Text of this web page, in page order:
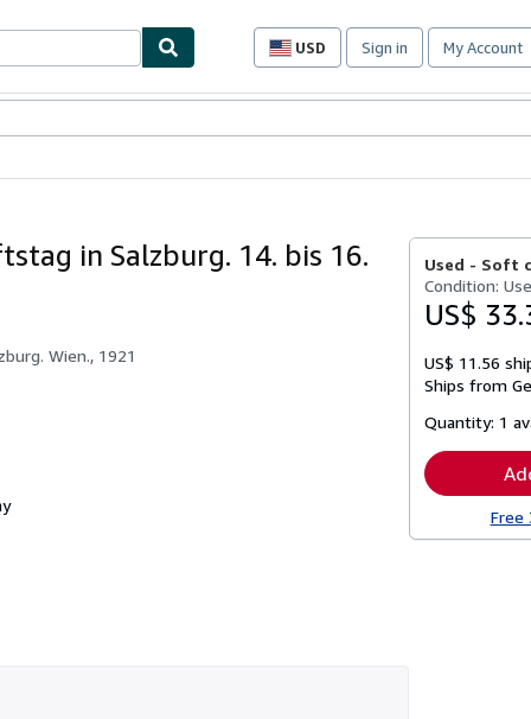
USD
Site
preferences
Sign in My Account
in Salzburg. 14. bis 16.
Wien., 1921
Used - Soft
Condition:
US$
US$ 11.56
Ships from
Quantity: 1
Free